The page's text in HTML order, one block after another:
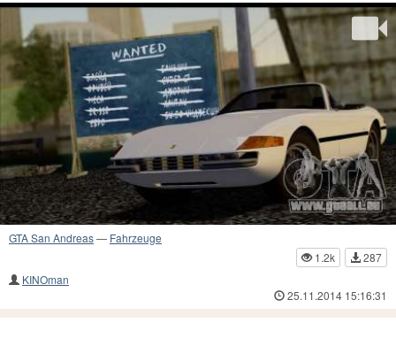
GTA San Andreas— Fahrzeuge
1.2k
287
KINOman
25.11.2014 15:16:31